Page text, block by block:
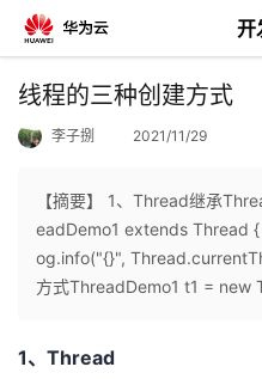
开
返
个
人
线程的三种创建方式
李子捌 2021/11/29
【摘要】 1、Thread继承
eadDemo1 extends Thread
og.info("{}",
方式ThreadDemo1 t1 = new
1、Thread